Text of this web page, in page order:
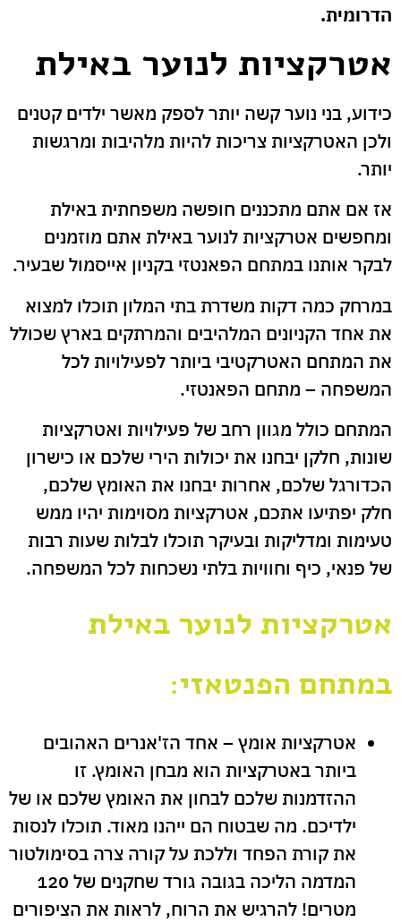
הדרומית.
אטרקציות לנוער באילת
כידוע, בני נוער קשה יותר לספק מאשר ילדים קטנים
ולכן האטרקציות צריכות להיות מלהיבות ומרגשות
יותר.
אז אם אתם מתכננים חופשה משפחתית באילת
ומחפשים אטרקציות לנוער באילת אתם מוזמנים
לבקר אותנו במתחם הפאנטזי בקניון אייסמול שבעיר.
במרחק כמה דקות משדרת בתי המלון תוכלו למצוא
את אחד הקניונים המלהיבים והמרתקים בארץ שכולל
את המתחם האטרקטיבי ביותר לפעילויות לכל
המשפחה – מתחם הפאנטזי.
המתחם כולל מגוון רחב של פעילויות ואטרקציות
שונות, חלקן יבחנו את יכולות הירי שלכם או כישרון
הכדורגל שלכם, אחרות יבחנו את האומץ שלכם,
חלק יפתיעו אתכם, אטרקציות מסוימות יהיו ממש
טעימות ומדליקות ובעיקר תוכלו לבלות שעות רבות
של פנאי, כיף וחוויות בלתי נשכחות לכל המשפחה.
אטרקציות לנוער באילת
במתחם הפנטאזי:
אטרקציות אומץ – אחד הז'אנרים האהובים
ביותר באטרקציות הוא מבחן האומץ. זו
ההזדמנות שלכם לבחון את האומץ שלכם או של
ילדיכם. מה שבטוח הם ייהנו מאוד. תוכלו לנסות
את קורת הפחד וללכת על קורה צרה בסימולטור
המדמה הליכה בגובה גורד שחקנים של 120
מטרים! להרגיש את הרוח, לראות את הציפורים